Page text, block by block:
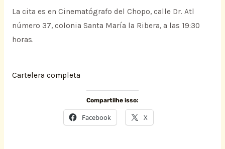
La cita es en Cinematógrafo del Chopo, calle Dr. Atl
número 37, colonia Santa María la Ribera, a las 19:30
horas.
Cartelera completa
Compartilhe isso:
Facebook X